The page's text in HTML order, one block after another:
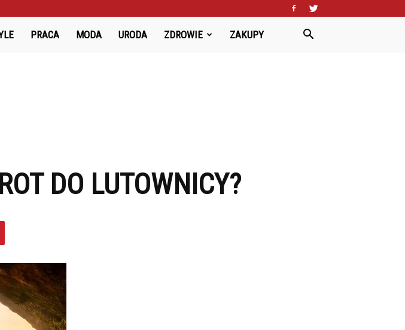
PRACA MODA URODA ZDROWIE ZAKUPY
DO LUTOWNICY?